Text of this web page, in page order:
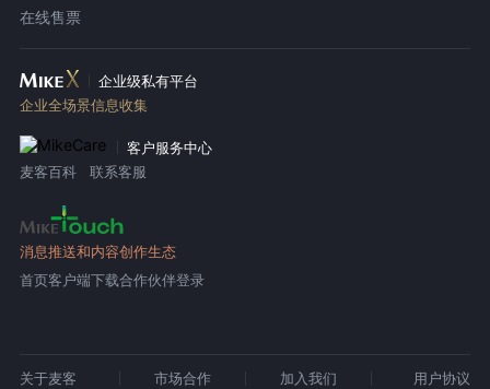
在线售票
企业级私有平台
企业全场景信息收集
客户服务中心
麦客百科
联系客服
消息推送和内容创作生态
首页客户端下载合作伙伴登录
关于麦客 市场合作 加入我们 用户协议